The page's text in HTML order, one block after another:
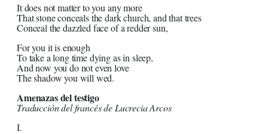
It does not matter to you any more
That stone conceals the dark church, and that trees
Conceal the dazzled face of a redder sun,
For you it is enough
To take a long time dying as in sleep,
And now you do not even love
The shadow you will wed.
Amenazas del testigo
Traducción del francés de Lucrecia Arcos
I.